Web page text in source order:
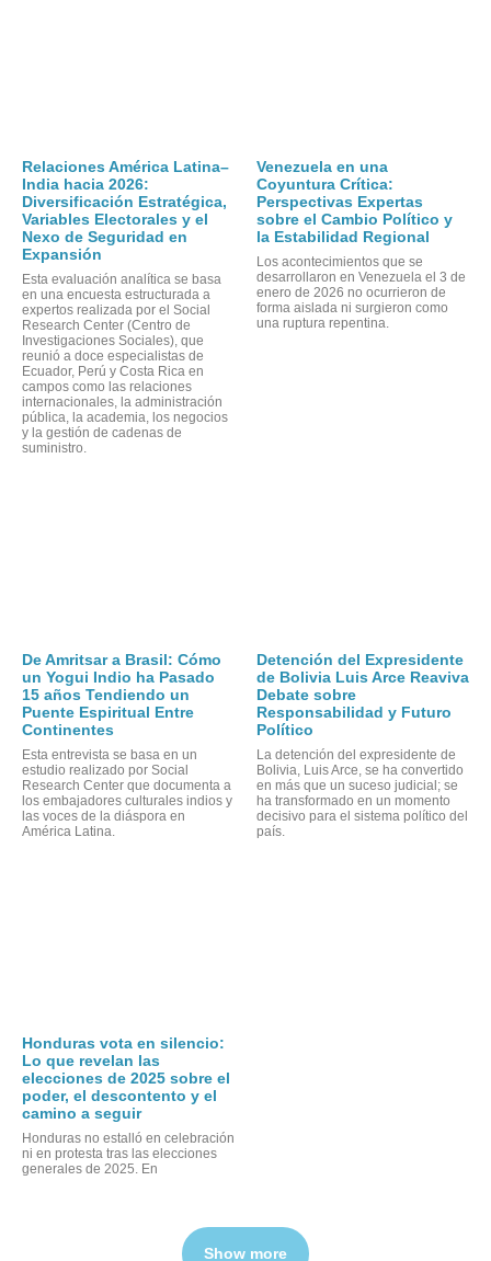
Relaciones América Latina–
India hacia 2026:
Diversificación Estratégica,
Variables Electorales y el
Nexo de Seguridad en
Expansión
Esta evaluación analítica se basa
en una encuesta estructurada a
expertos realizada por el Social
Research Center (Centro de
Investigaciones Sociales), que
reunió a doce especialistas de
Ecuador, Perú y Costa Rica en
campos como las relaciones
internacionales, la administración
pública, la academia, los negocios
y la gestión de cadenas de
suministro.
Venezuela en una
Coyuntura Crítica:
Perspectivas Expertas
sobre el Cambio Político y
la Estabilidad Regional
Los acontecimientos que se
desarrollaron en Venezuela el 3 de
enero de 2026 no ocurrieron de
forma aislada ni surgieron como
una ruptura repentina.
De Amritsar a Brasil: Cómo
un Yogui Indio ha Pasado
15 años Tendiendo un
Puente Espiritual Entre
Continentes
Esta entrevista se basa en un
estudio realizado por Social
Research Center que documenta a
los embajadores culturales indios y
las voces de la diáspora en
América Latina.
Detención del Expresidente
de Bolivia Luis Arce Reaviva
Debate sobre
Responsabilidad y Futuro
Político
La detención del expresidente de
Bolivia, Luis Arce, se ha convertido
en más que un suceso judicial; se
ha transformado en un momento
decisivo para el sistema político del
país.
Honduras vota en silencio:
Lo que revelan las
elecciones de 2025 sobre el
poder, el descontento y el
camino a seguir
Honduras no estalló en celebración
ni en protesta tras las elecciones
generales de 2025. En
Show more